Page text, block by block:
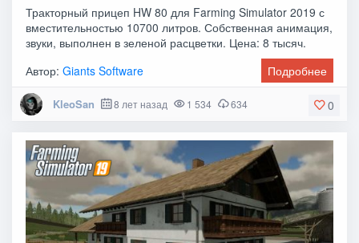
Тракторный прицеп HW 80 для Farming Simulator 2019 с
вместительностью 10700 литров. Собственная анимация,
звуки, выполнен в зеленой расцветки. Цена: 8 тысяч.
Автор:Giants Software Подробнее
0
KleoSan 8 лет назад 1 534 634